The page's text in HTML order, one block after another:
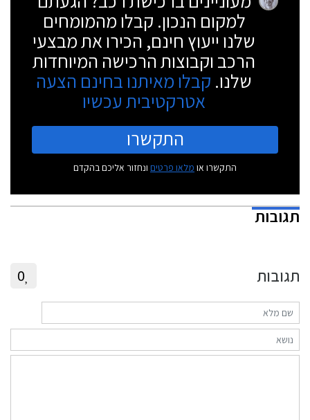
למקום הנכון. קבלו מהמומחים
שלנו ייעוץ חינם, הכירו את מבצעי
הרכב וקבוצות הרכישה המיוחדות
שלנו. קבלו מאיתנו בחינם הצעה
אטרקטיבית עכשיו
התקשרו
התקשרו או מלאו פרטים ונחזור אליכם בהקדם
תגובות
תגובות 0